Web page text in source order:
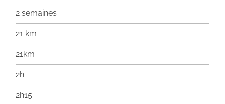
2 semaines
21 km
21km
2h
2h15